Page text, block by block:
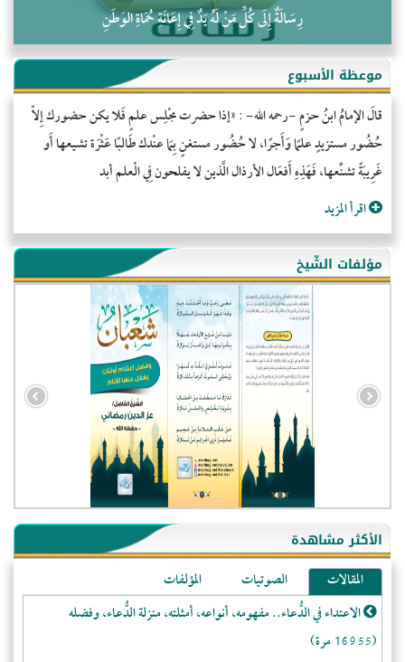
رِسَالَةٌ إِلَى كُلِّ مَنْ لَهُ يَدٌ فِي إِعَانَةِ حُمَاةِ الوَطَنِ
موعظة الأسبوع
قالَ الإمامُ ابنُ حزمٍ -رحمه الله- : «إذا حضرت مجْلِس علمٍ فَلا يكن حضورك إِلاّ
حُضُور مستزيدٍ علمًا وَأَجرًا، لا حُضُور مستغنٍ بِمَا عنْدك طَالبًا عَثْرَة تشيعها أَو
غَرِيبَةً تشنِّعها، فَهَذِهِ أَفعَال الأرذال الَّذين لا يفلحون فِي الْعلم أبد
اقرأ المزيد
مؤلفات الشّيخ
الأكثر مشاهدة
المقالات الصوتيات
المؤلفات
الاعتداء في الدُّعاء.. مفهومه، أنواعه، أمثلته، منزلة الدُّعاء، وفضله
(16955 مرة)
- الولايات المتحدة (71842)
- فيتنام (21372)
-غير معروف (20607)
- الصين (10574)
- كندا (10202)
- فرنسا (9048)